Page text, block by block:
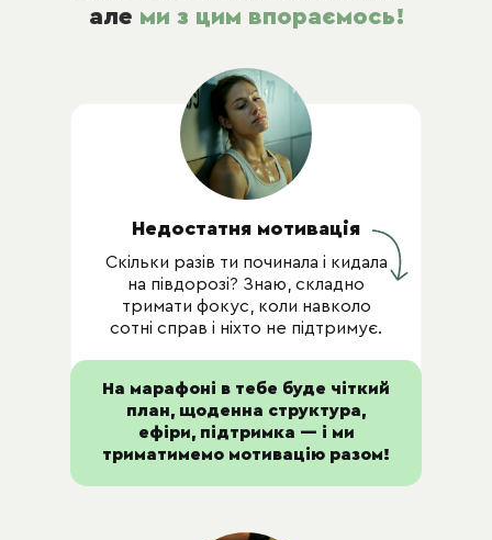
Недостатня мотивація
На марафоні в тебе буде чіткий
план, щоденна структура,
ефіри, підтримка — і ми
триматимемо мотивацію разом!
Скільки разів ти починала і кидала
на півдорозі? Знаю, складно
тримати фокус, коли навколо
сотні справ і ніхто не підтримує.
але ми з цим впораємось!